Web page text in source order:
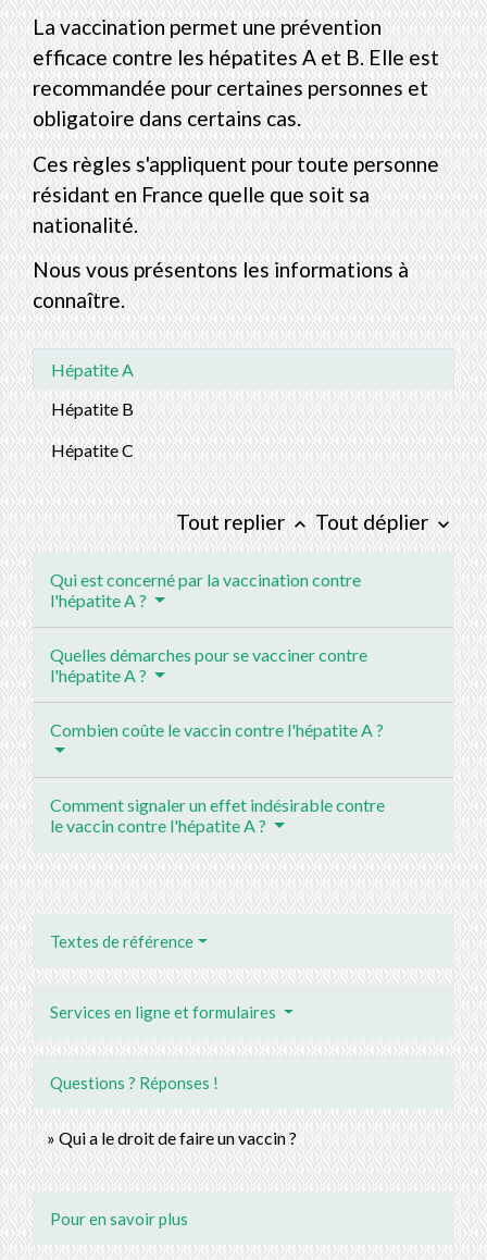
La vaccination permet une prévention
efficace contre les hépatites A et B. Elle est
recommandée pour certaines personnes et
obligatoire dans certains cas.
Ces règles s'appliquent pour toute personne
résidant en France quelle que soit sa
nationalité.
Nous vous présentons les informations à
connaître.
Hépatite A
Hépatite B
Hépatite C
Tout replier keyboard_arrow_up Tout déplierkeyboard_arrow_down
Qui est concerné par la vaccination contre
l'hépatite A ?
Quelles démarches pour se vacciner contre
l'hépatite A ?
Combien coûte le vaccin contre l'hépatite A ?
Comment signaler un effet indésirable contre
le vaccin contre l'hépatite A ?
Textes de référence
Services en ligne et formulaires
Questions ? Réponses !
Qui a le droit de faire un vaccin ?
Pour en savoir plus